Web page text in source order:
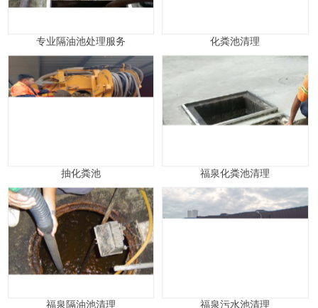
专业隔油池处理服务 化粪池清理
抽化粪池 福泉化粪池清理
福泉隔油池清理 福泉污水池清理